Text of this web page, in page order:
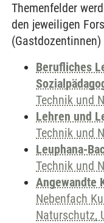
Themenfelder
den jeweiligen
Berufliches
Technik und
Lehren und
Technik und
Leuphana-
Technik und
Angewandte
Nebenfach
Naturschutz,